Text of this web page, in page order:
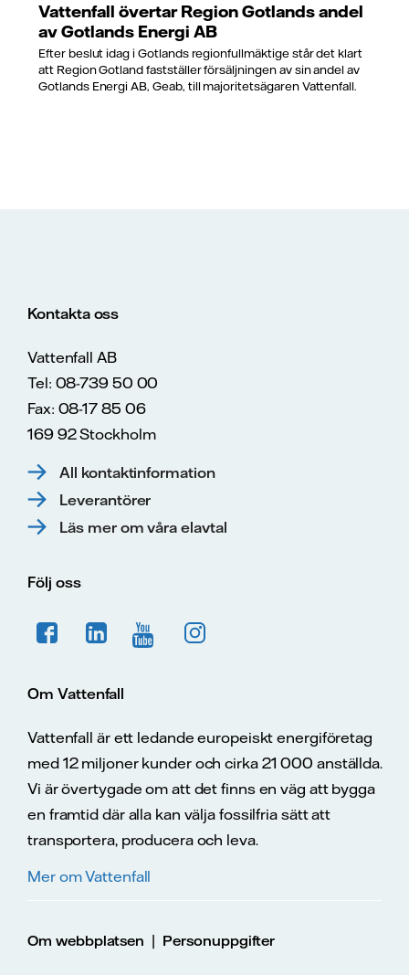
Vattenfall övertar Region Gotlands andel
av Gotlands Energi AB
Efter beslut idag i Gotlands regionfullmäktige står det klart
att Region Gotland fastställer försäljningen av sin andel av
Gotlands Energi AB, Geab, till majoritetsägaren Vattenfall.
Kontakta oss
Vattenfall AB
Tel: 08-739 50 00
Fax: 08-17 85 06
169 92 Stockholm
All kontaktinformation
Leverantörer
Läs mer om våra elavtal
Följ oss
Om Vattenfall
Vattenfall är ett ledande europeiskt energiföretag
med 12 miljoner kunder och cirka 21 000 anställda.
Vi är övertygade om att det finns en väg att bygga
en framtid där alla kan välja fossilfria sätt att
transportera, producera och leva.
Mer om Vattenfall
Om webbplatsen | Personuppgifter